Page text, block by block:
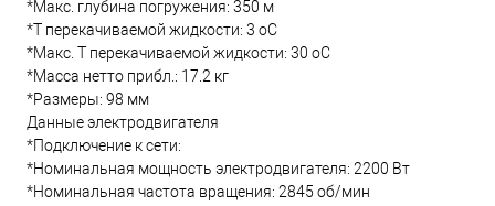
*Макс. глубина погружения: 350 м
*Т перекачиваемой жидкости: 3 oC
*Макс. T перекачиваемой жидкости: 30 oC
*Масса нетто прибл.: 17.2 кг
*Размеры: 98 мм
Данные электродвигателя
*Подключение к сети:
*Номинальная мощность электродвигателя: 2200 Вт
*Номинальная частота вращения: 2845 об/мин